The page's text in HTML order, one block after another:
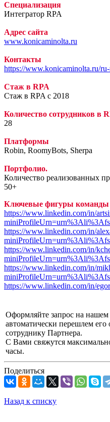
Специализация
Интегратор RPA
Адрес сайта
www.konicaminolta.ru
Контакты
https://www.konicaminolta.ru/
Стаж в RPA
Стаж в RPA c 2018
Количество сотрудников в
28
Платформы
Robin, RoomyBots, Sherpa
Портфолио.
Количество реализованных
50+
Ключевые фигуры команды
https://www.linkedin.com/in/
https://www.linkedin.com/in/
https://www.linkedin.com/in/
https://www.linkedin.com/in/
https://www.linkedin.com/in/
Оформляйте запрос на
автоматически перешлем его
сотруднику Партнера.
С Вами свяжутся
часы.
Поделиться
Назад к списку